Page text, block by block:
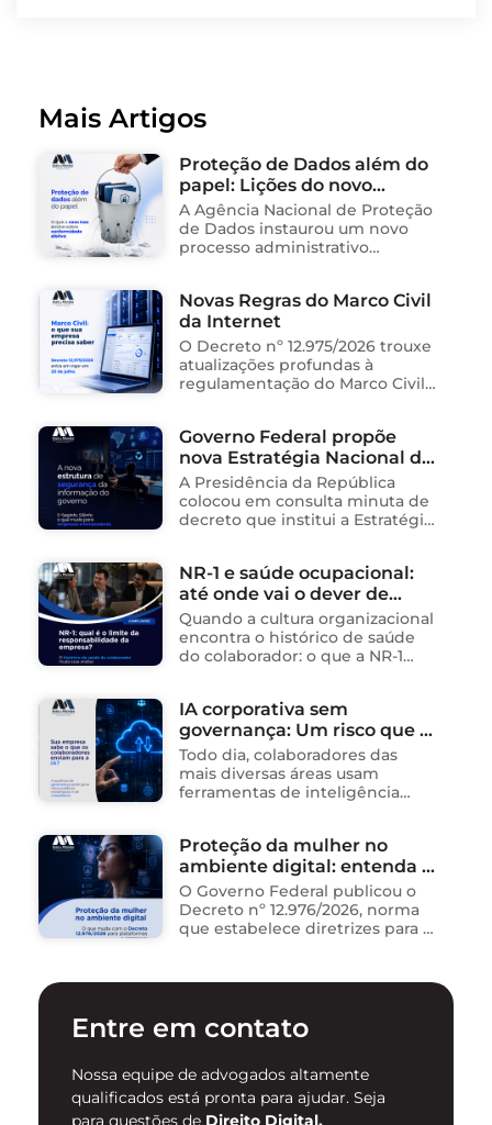
Mais Artigos
Proteção de Dados além do
papel: Lições do novo
processo sancionador da
ANPD
A Agência Nacional de Proteção
de Dados instaurou um novo
processo administrativo
organização social responsável
pela gestão de unidades
públicas de saúde …
Novas Regras do Marco Civil
da Internet
O Decreto nº 12.975/2026 trouxe
atualizações profundas à
regulamentação do Marco Civil
operações de empresas de
tecnologia no Brasil. Para ajudar
na …
Governo Federal propõe
nova Estratégia Nacional de
Segurança da Informação e
cria sistema integrado de
governança para órgãos
A Presidência da República
colocou em consulta minuta de
decreto que institui a Estratégia
Sistema Integrado de
Segurança da Informação
(SISInfo), estabelecendo …
NR-1 e saúde ocupacional:
até onde vai o dever de
cuidado da empresa?
Quando a cultura organizacional
encontra o histórico de saúde
do colaborador: o que a NR-1
um dos ambientes mais
propícios para …
IA corporativa sem
governança: Um risco que já
está acontecendo
Todo dia, colaboradores das
mais diversas áreas usam
ferramentas de inteligência
dados, redigem e-mails, geram
relatórios. O problema não está
na ferramenta. Está …
Proteção da mulher no
ambiente digital: entenda o
novo Decreto nº 12.976/2026
O Governo Federal publicou o
Decreto nº 12.976/2026, norma
que estabelece diretrizes para a
enfrentamento da violência
digital. …
Entre em contato
Nossa equipe de advogados altamente
qualificados está pronta para ajudar. Seja
para questões de Direito Digital,